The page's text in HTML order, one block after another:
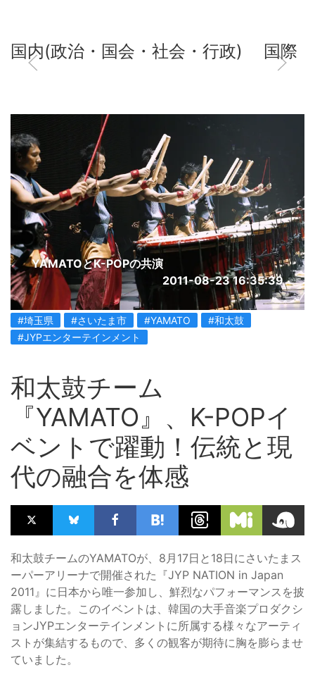
国内(政治・国会・社会・行政) 国際
YAMATOとK-POPの共演
2011-08-23 16:35:39
#埼玉県 #さいたま市 #YAMATO
#和太鼓
#JYPエンターテインメント
和太鼓チーム
『YAMATO』、K-POPイ
ベントで躍動！伝統と現
代の融合を体感
和太鼓チームのYAMATOが、8月17日と18日にさいたまス
ーパーアリーナで開催された『JYP NATION in Japan
2011』に日本から唯一参加し、鮮烈なパフォーマンスを披
露しました。このイベントは、韓国の大手音楽プロダクシ
ョンJYPエンターテインメントに所属する様々なアーティ
ストが集結するもので、多くの観客が期待に胸を膨らませ
ていました。